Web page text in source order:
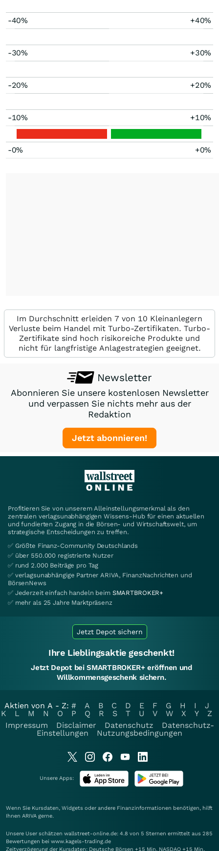
-40% +40%
-30% +30%
-20% +20%
-10% +10%
-0% +0%
Im Durchschnitt erleiden 7 von 10 Kleinanlegern
Verluste beim Handel mit Turbo-Zertifikaten. Turbo-
Zertifikate sind hoch risikoreiche Produkte und
nicht für langfristige Anlagestrategien geeignet.
Newsletter
Abonnieren Sie unsere kostenlosen Newsletter
und verpassen Sie nichts mehr aus der
Redaktion
Jetzt abonnieren!
Profitieren Sie von unserem Alleinstellungsmerkmal als den
zentralen verlagsunabhängigen Wissens-Hub für einen aktuellen
und fundierten Zugang in die Börsen- und Wirtschaftswelt, um
strategische Entscheidungen zu treffen.
✅ Größte Finanz-Community Deutschlands
✅ über 550.000 registrierte Nutzer
✅ rund 2.000 Beiträge pro Tag
✅ verlagsunabhängige Partner ARIVA, FinanzNachrichten und
BörsenNews
✅ Jederzeit einfach handeln beim SMARTBROKER+
✅ mehr als 25 Jahre Marktpräsenz
Jetzt Depot sichern
Ihre Lieblingsaktie geschenkt!
Jetzt Depot bei SMARTBROKER+ eröffnen und
Willkommensgeschenk sichern.
Aktien von A - Z: # A B C D E F G H I
J
K
L M N O P Q R S T U V W X Y
Z
Impressum
Disclaimer Datenschutz
Datenschutz-
Einstellungen
Nutzungsbedingungen
Unsere Apps:
Wenn Sie Kursdaten, Widgets oder andere Finanzinformationen benötigen, hilft
Ihnen ARIVA gerne.
Unsere User schätzen wallstreet-online.de: 4.8 von 5 Sternen ermittelt aus 285
Bewertungen bei www.kagels-trading.de
Zeitverzögerung der Kursdaten: Deutsche Börsen +15 Min. NASDAQ +15 Min.